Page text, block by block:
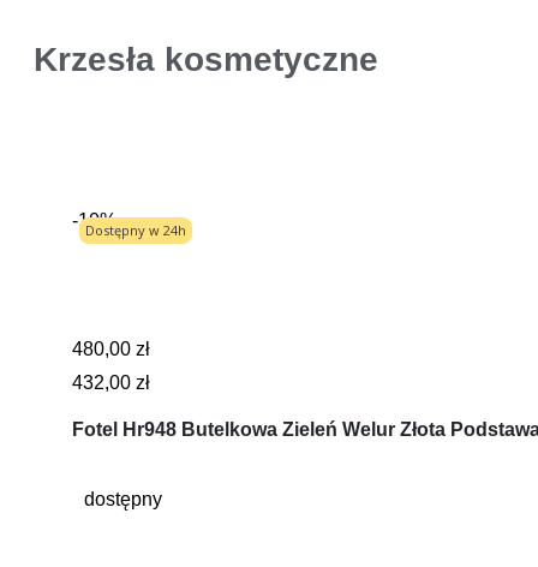
Krzesła kosmetyczne
-10%
480,00 zł
432,00 zł
Fotel Hr948 Butelkowa Zieleń Welur Złota
dostępny
Dostępny w 24h